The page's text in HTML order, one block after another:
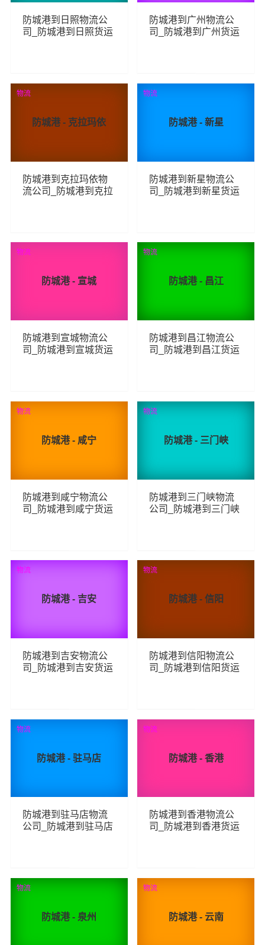
防城港到日照物流公
司_防城港到日照货运
274 查看详细
防城港到广州物流公
司_防城港到广州货运
313 查看详细
防城港 - 克拉玛依
防城港到克拉玛依物
流公司_防城港到克拉
228 查看详细
物流
防城港 - 新星
防城港到新星物流公
司_防城港到新星货运
249 查看详细
物流
防城港 - 宣城
防城港到宣城物流公
司_防城港到宣城货运
240 查看详细
物流
防城港 - 昌江
防城港到昌江物流公
司_防城港到昌江货运
227 查看详细
物流
防城港 - 咸宁
防城港到咸宁物流公
司_防城港到咸宁货运
264 查看详细
物流
防城港 - 三门峡
防城港到三门峡物流
公司_防城港到三门峡
229 查看详细
物流
防城港 - 吉安
防城港到吉安物流公
司_防城港到吉安货运
229 查看详细
物流
防城港 - 信阳
防城港到信阳物流公
司_防城港到信阳货运
216 查看详细
物流
防城港 - 驻马店
防城港到驻马店物流
公司_防城港到驻马店
216 查看详细
物流
防城港 - 香港
防城港到香港物流公
司_防城港到香港货运
253 查看详细
物流
防城港 - 泉州
物流
防城港 - 云南
物流